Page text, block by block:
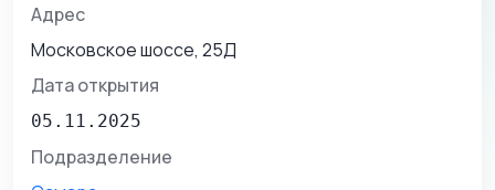
Адрес
Московское шоссе, 25Д
Дата открытия
05.11.2025
Подразделение